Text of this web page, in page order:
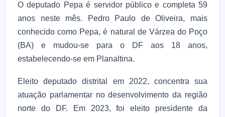
O deputado Pepa é servidor público e completa 59
anos neste mês. Pedro Paulo de Oliveira, mais
conhecido como Pepa, é natural de Várzea do Poço
(BA) e mudou-se para o DF aos 18 anos,
estabelecendo-se em Planaltina.
Eleito deputado distrital em 2022, concentra sua
atuação parlamentar no desenvolvimento da região
norte do DF. Em 2023, foi eleito presidente da